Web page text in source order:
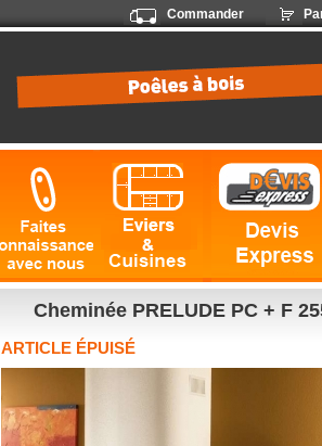
Commander
Cheminée PRELUDE PC + F
ARTICLE ÉPUISÉ